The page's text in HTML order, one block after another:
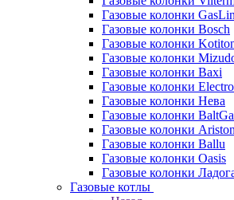
Газовые колонки
Газовые колонки Bosch
Газовые колонки
Газовые колонки
Газовые колонки Baxi
Газовые колонки
Газовые колонки Нева
Газовые колонки
Газовые колонки Ariston
Газовые колонки Ballu
Газовые колонки Oasis
Газовые колонки
Газовые котлы